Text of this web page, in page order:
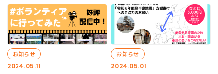
2024.05.11
お知らせ
2024.05.01
お知らせ